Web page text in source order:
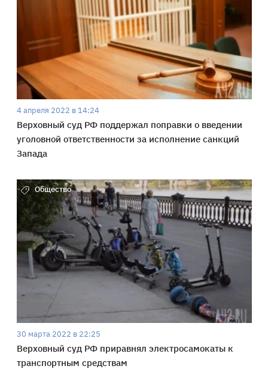
4 апреля 2022 в 14:24
Верховный суд РФ поддержал поправки о введении
уголовной ответственности за исполнение санкций
Запада
Общество
30 марта 2022 в 22:25
Верховный суд РФ приравнял электросамокаты к
транспортным средствам